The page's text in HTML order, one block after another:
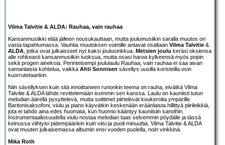
Vilma Talvitie & ALDA: Rauhaa, vain rauhaa
Kansanmusiikki elää jälleen nousukauttaan, mutta joulumusiikin saralla muutos on
vasta tapahtumassa. Vauhtia muutoksen voimille antavat osaltaan Vilma Talvitie &
ALDA , jotka ovat julkaisseet nyt kaksi joulusinkkua. Metsien joulu keräsi oksiensa
alle rohkeasti kansanmusiikin tuoksua, mutta osasi haroa kylkeensä myös popin
sekä progen aineksia. Perinteisempi joululaulu Rauhaa, vain rauhaa ei saa aivan
samanlaista kohtelua, vaikka Ahti Sonnisen sävellys uusilla koristeilla osin
kuorrutetaankin.
Niin sävellyksen kuin sitä innoittaneen runonkin teema on rauha, eivätkä Vilma
Talvitie & ALDA lähde revittelemään isommin sen kanssa. Laulu on kauniisti tutun
melodian äärellä pysyttelevä, mutta soittimet piirtelevät koukeroita ympärille.
Baritonisaksofoni, viulu ja piano käyvätkin keskenään eräänlaista hillittyä piirileikkiä,
jota ei tahdo aina edes huomata, kun huomio kääntyy kauniisiin sanoihin.
Instrumentaaliosuudella viulu nostaa melodian taas selvemmin pöydälle ja tässä
keinussa viihtyisi pidempäänkin kuin viisi ja puoli minuuttia. Vilma Talvitie & ALDA
ovat muuten julkaisemassa albumin ensi vuoden puolella, noin vinkkinä.
Mika Roth